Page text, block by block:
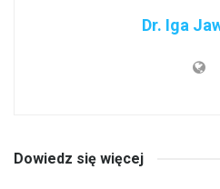
Dr. Iga
Dowiedz się więcej